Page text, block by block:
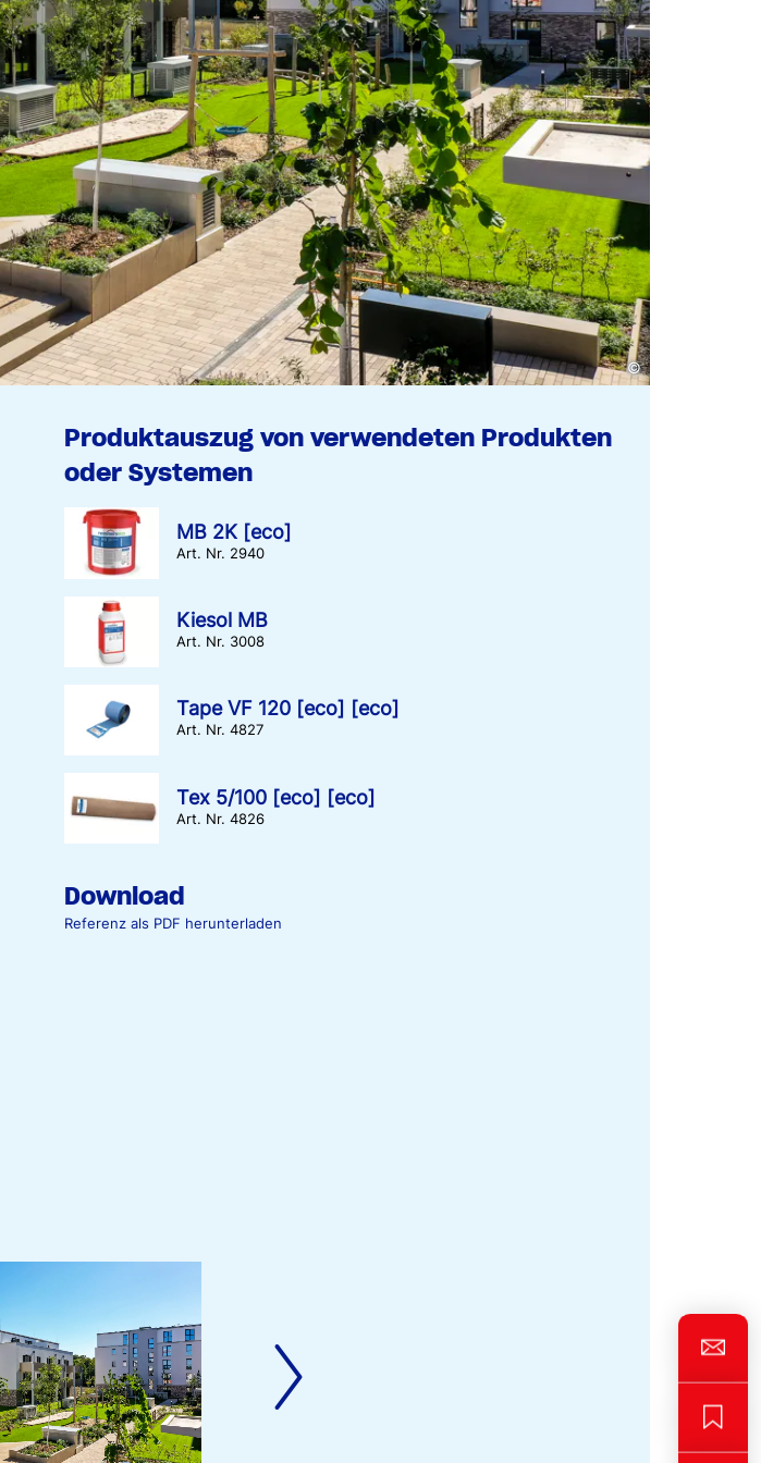
©
Produktauszug von verwendeten Produkten
oder Systemen
MB 2K [eco]
Art. Nr. 2940
Kiesol MB
Art. Nr. 3008
Tape VF 120 [eco] [eco]
Art. Nr. 4827
Tex 5/100 [eco] [eco]
Art. Nr. 4826
Download
Referenz als PDF herunterladen